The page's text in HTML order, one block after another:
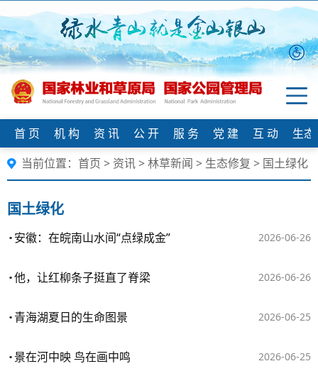
首 页 机 构 资 讯 公 开 服 务 党 建 互 动
生
当前位置： 首页 > 资讯>林草新闻 > 生态修复 > 国土绿化
国土绿化
2026-06-26
安徽：在皖南山水间“点绿成金”
2026-06-26
他，让红柳条子挺直了脊梁
2026-06-25
青海湖夏日的生命图景
2026-06-25
景在河中映 鸟在画中鸣